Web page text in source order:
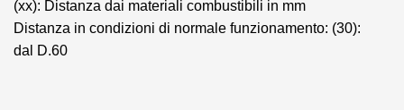
(xx): Distanza dai materiali combustibili in mm
Distanza in condizioni di normale funzionamento: (30):
dal D.60